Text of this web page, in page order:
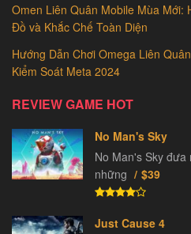
Omen Liên Quân Mobile Mùa Mới:
Đồ và Khắc Chế Toàn Diện
Hướng Dẫn Chơi Omega Liên
Kiểm Soát Meta 2024
REVIEW GAME HOT
No Man's Sky
No Man's Sky
những
$39
Just Cause 4